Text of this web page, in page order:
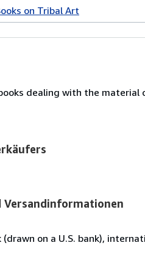
on Tribal Art
dealing with the
Versandinformationen
on a U.S. bank),